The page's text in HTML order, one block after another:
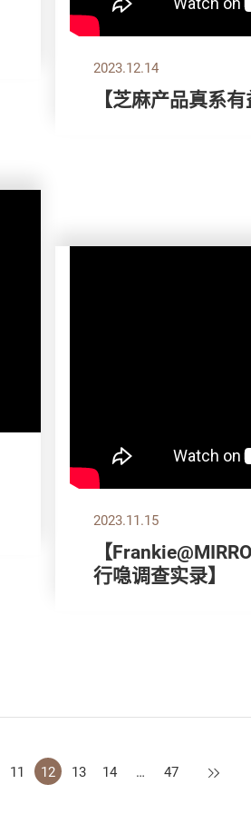
2023.12.14
【芝麻产品真系
2023.11.15
【
行喼调查实录】
11 12 13 14 … 47 下一页